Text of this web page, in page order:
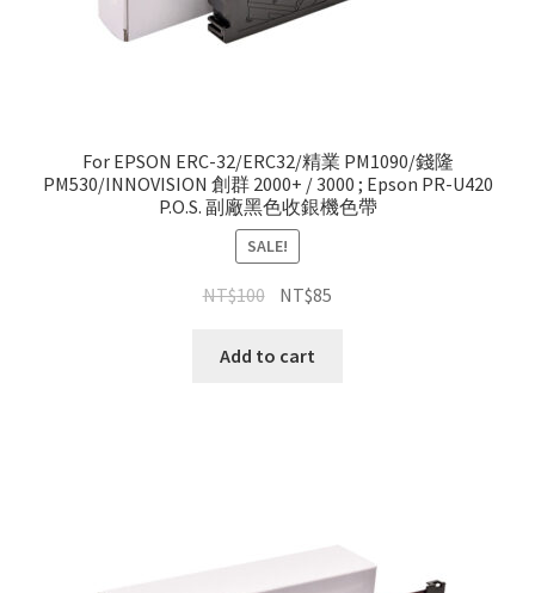
For EPSON ERC-32/ERC32/精業 PM1090/錢隆
PM530/INNOVISION 創群 2000+ / 3000 ; Epson PR-U420
P.O.S. 副廠黑色收銀機色帶
SALE!
NT$100 NT$85
Add to cart